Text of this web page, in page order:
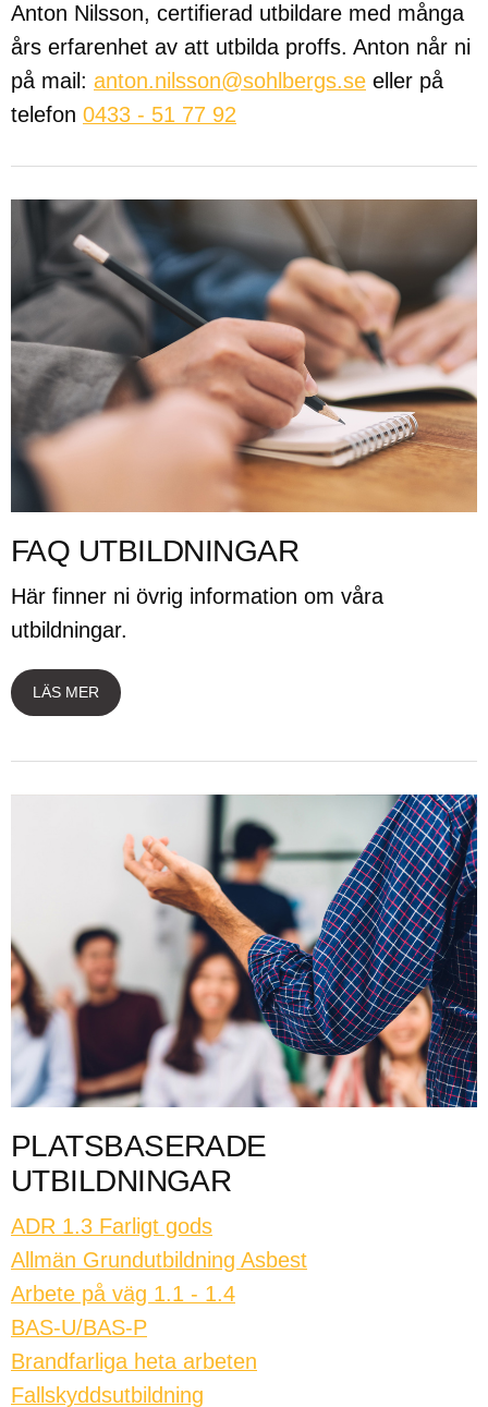
Anton Nilsson, certifierad utbildare med många
års erfarenhet av att utbilda proffs. Anton når ni
på mail: anton.nilsson@sohlbergs.se eller på
telefon 0433 - 51 77 92
FAQ UTBILDNINGAR
Här finner ni övrig information om våra
utbildningar.
LÄS MER
PLATSBASERADE
UTBILDNINGAR
ADR 1.3 Farligt gods
Allmän Grundutbildning Asbest
Arbete på väg 1.1 - 1.4
BAS-U/BAS-P
Brandfarliga heta arbeten
Fallskyddsutbildning